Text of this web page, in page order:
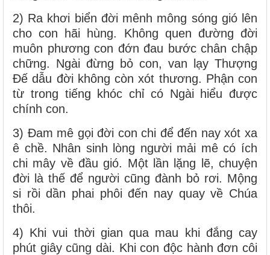
2) Ra khơi biển đời mênh mông sóng gió lên
cho con hãi hùng. Không quen đường đời
muôn phương con đớn đau bước chân chập
chững. Ngài đừng bỏ con, van lạy Thượng
Đế dẫu đời không còn xót thương. Phận con
từ trong tiếng khóc chỉ có Ngài hiểu được
chính con.
3) Đam mê gọi đời con chi để đến nay xót xa
ê chề. Nhân sinh lòng người mải mê có ích
chi mây về đầu gió. Một lần lặng lẽ, chuyện
đời là thế để người cũng đành bỏ rơi. Mộng
si rồi dần phai phôi đến nay quay về Chúa
thôi.
4) Khi vui thời gian qua mau khi đắng cay
phút giây cũng dài. Khi con độc hành đơn côi